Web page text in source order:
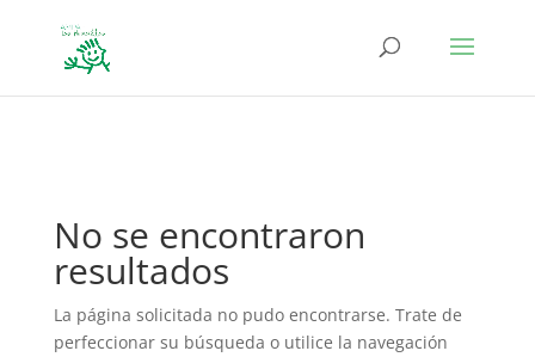
No se encontraron
resultados
La página solicitada no pudo encontrarse. Trate de
perfeccionar su búsqueda o utilice la navegación